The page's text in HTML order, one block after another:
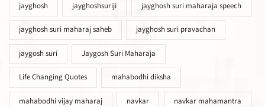
jayghosh jayghoshsuriji jayghosh suri maharaja speech
jayghosh suri maharaj saheb jayghosh suri pravachan
jaygosh suri Jaygosh Suri Maharaja
Life Changing Quotes mahabodhi diksha
mahabodhi vijay maharaj navkar navkar mahamantra